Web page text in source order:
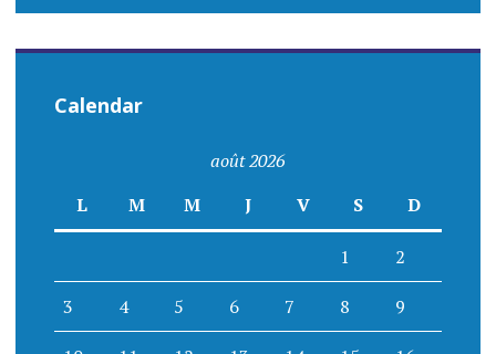
Calendar
août 2026
L
M M J V S D
1 2
3 4 5 6 7 8 9